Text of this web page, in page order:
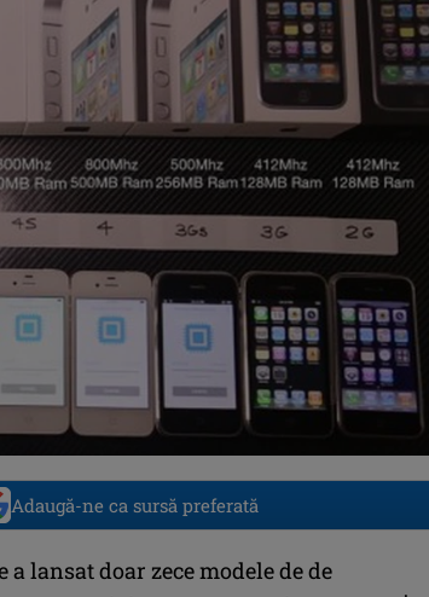
Adaugă-ne ca sursă preferată
lansat doar zece modele de de